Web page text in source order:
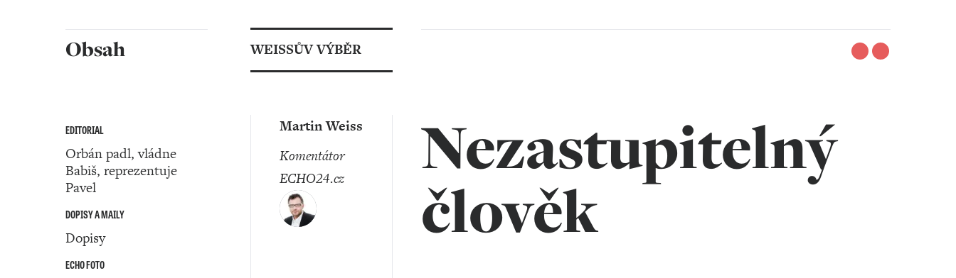
Obsah
EDITORIAL
Orbán padl, vládne
Babiš, reprezentuje
Pavel
DOPISY A MAILY
Dopisy
ECHO FOTO
WEISSŮV VÝBĚR
Nezastupitelný
člověk
Martin Weiss
komentátor
ECHO24.cz